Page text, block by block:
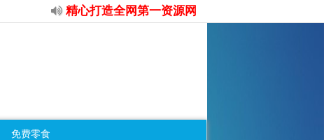
精心打造全网第一资源网
免费零食